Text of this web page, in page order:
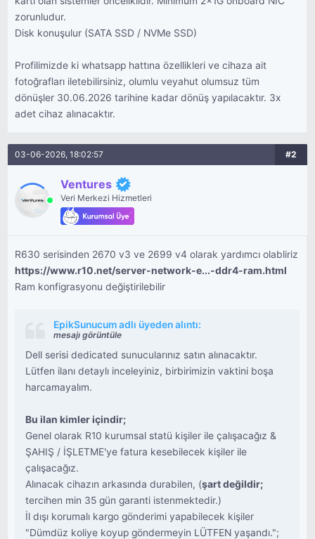
zorunludur.
Disk konuşulur (SATA SSD / NVMe SSD)
Profilimizde ki whatsapp hattına özellikleri ve cihaza ait
fotoğrafları iletebilirsiniz, olumlu veyahut olumsuz tüm
dönüşler 30.06.2026 tarihine kadar dönüş yapılacaktır. 3x
adet cihaz alınacaktır.
03-06-2026, 18:02:57 #2
Ventures
Veri Merkezi Hizmetleri
R630 serisinden 2670 v3 ve 2699 v4 olarak yardımcı olabliriz
https://www.r10.net/server-network-e...-ddr4-ram.html
Ram konfigrasyonu değiştirilebilir
EpikSunucum adlı üyeden alıntı:
mesajı görüntüle
Dell serisi dedicated sunucularınız satın alınacaktır.
Lütfen ilanı detaylı inceleyiniz, birbirimizin vaktini boşa
harcamayalım.
Bu ilan kimler içindir;
Genel olarak R10 kurumsal statü kişiler ile çalışacağız &
ŞAHIŞ / İŞLETME'ye fatura kesebilecek kişiler ile
çalışacağız.
Alınacak cihazın arkasında durabilen, (şart değildir;
tercihen min 35 gün garanti istenmektedir.)
İl dışı korumalı kargo gönderimi yapabilecek kişiler
"Dümdüz koliye koyup göndermeyin LÜTFEN yaşandı.";